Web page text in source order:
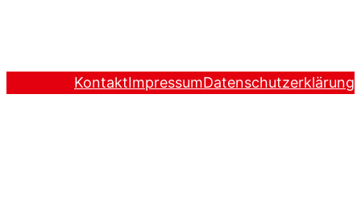
KontaktImpressumDatenschutzerklärung